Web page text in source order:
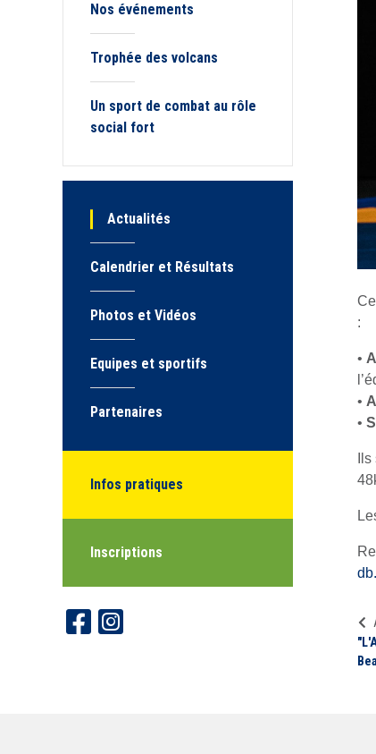
Nos événements
Trophée des volcans
Un sport de combat au rôle
social fort
Actualités
Calendrier et Résultats
Photos et Vidéos
Equipes et sportifs
Partenaires
Infos pratiques
Inscriptions
:
•
•
•